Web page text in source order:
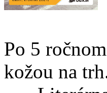
Po 5
kožou na